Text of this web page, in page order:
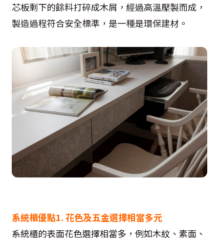
芯板剩下的餘料打碎成木屑，經過高溫壓製而成，
製造過程符合安全標準，是一種是環保建材。
系統櫃優點1. 花色及五金選擇相當多元
系統櫃的表面花色選擇相當多，例如木紋、素面、